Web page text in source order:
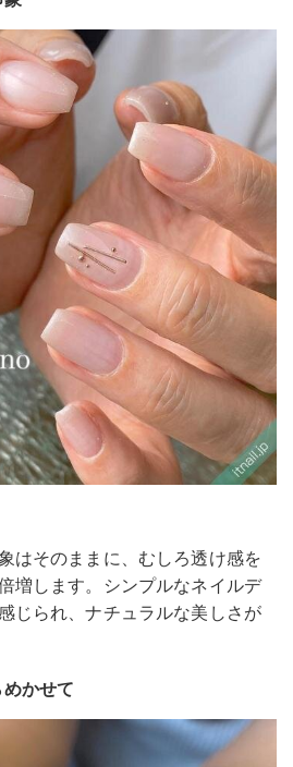
はそのままに、むしろ透け感を
増します。シンプルなネイルデ
じられ、ナチュラルな美しさが
かせて